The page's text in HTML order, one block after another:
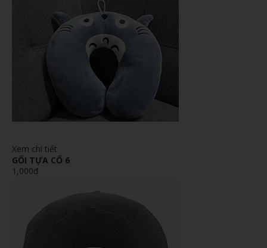
Xem chi tiết
GỐI TỰA CỔ 6
1,000đ